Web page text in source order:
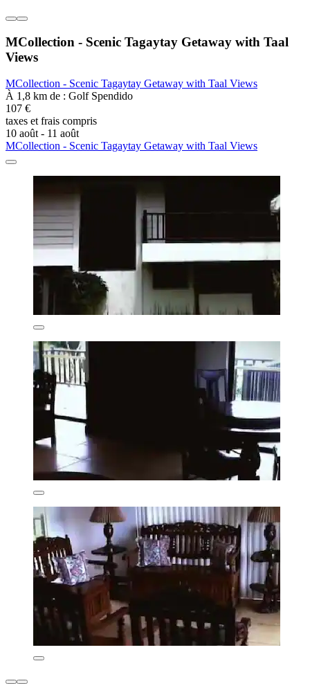
MCollection - Scenic Tagaytay Getaway with Taal
Views
MCollection - Scenic Tagaytay Getaway with Taal Views
À 1,8 km de : Golf Spendido
107 €
taxes et frais compris
10 août - 11 août
MCollection - Scenic Tagaytay Getaway with Taal Views